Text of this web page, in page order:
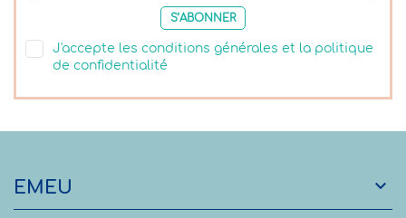
S’ABONNER
J'accepte les conditions générales et la politique
de confidentialité
EMEU 